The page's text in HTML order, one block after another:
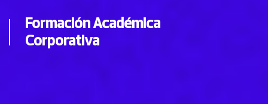
Formación Académica
Corporativa